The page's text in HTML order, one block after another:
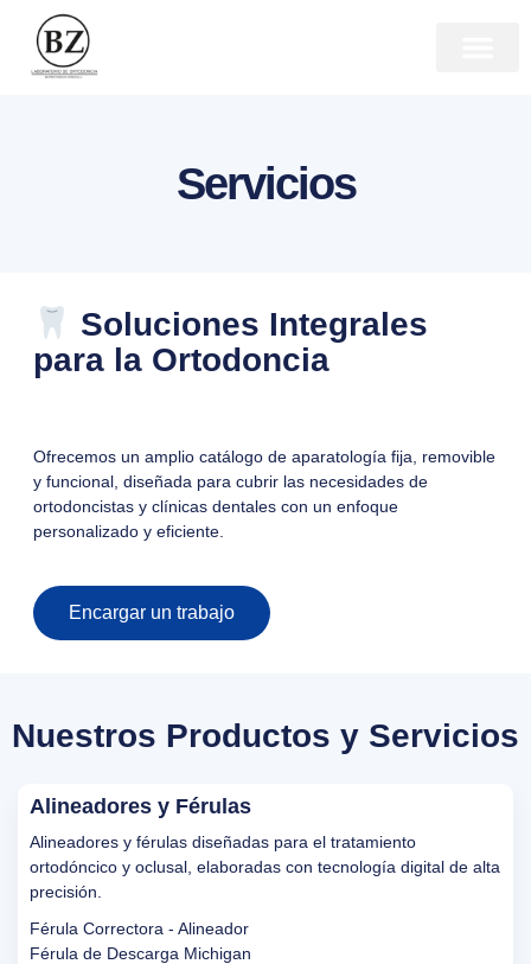
Servicios
Soluciones Integrales
para la Ortodoncia
Ofrecemos un amplio catálogo de aparatología fija, removible
y funcional, diseñada para cubrir las necesidades de
ortodoncistas y clínicas dentales con un enfoque
personalizado y eficiente.
Encargar un trabajo
Nuestros Productos y Servicios
Alineadores y Férulas
Alineadores y férulas diseñadas para el tratamiento
ortodóncico y oclusal, elaboradas con tecnología digital de alta
precisión.
Férula Correctora - Alineador
Férula de Descarga Michigan